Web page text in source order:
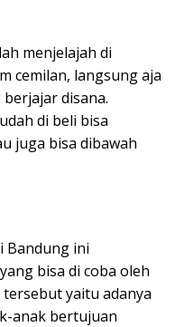
menjelajah di
cemilan, langsung aja
disana.
di beli bisa
juga bisa dibawah
Bandung ini
bisa di coba oleh
yaitu adanya
anak bertujuan